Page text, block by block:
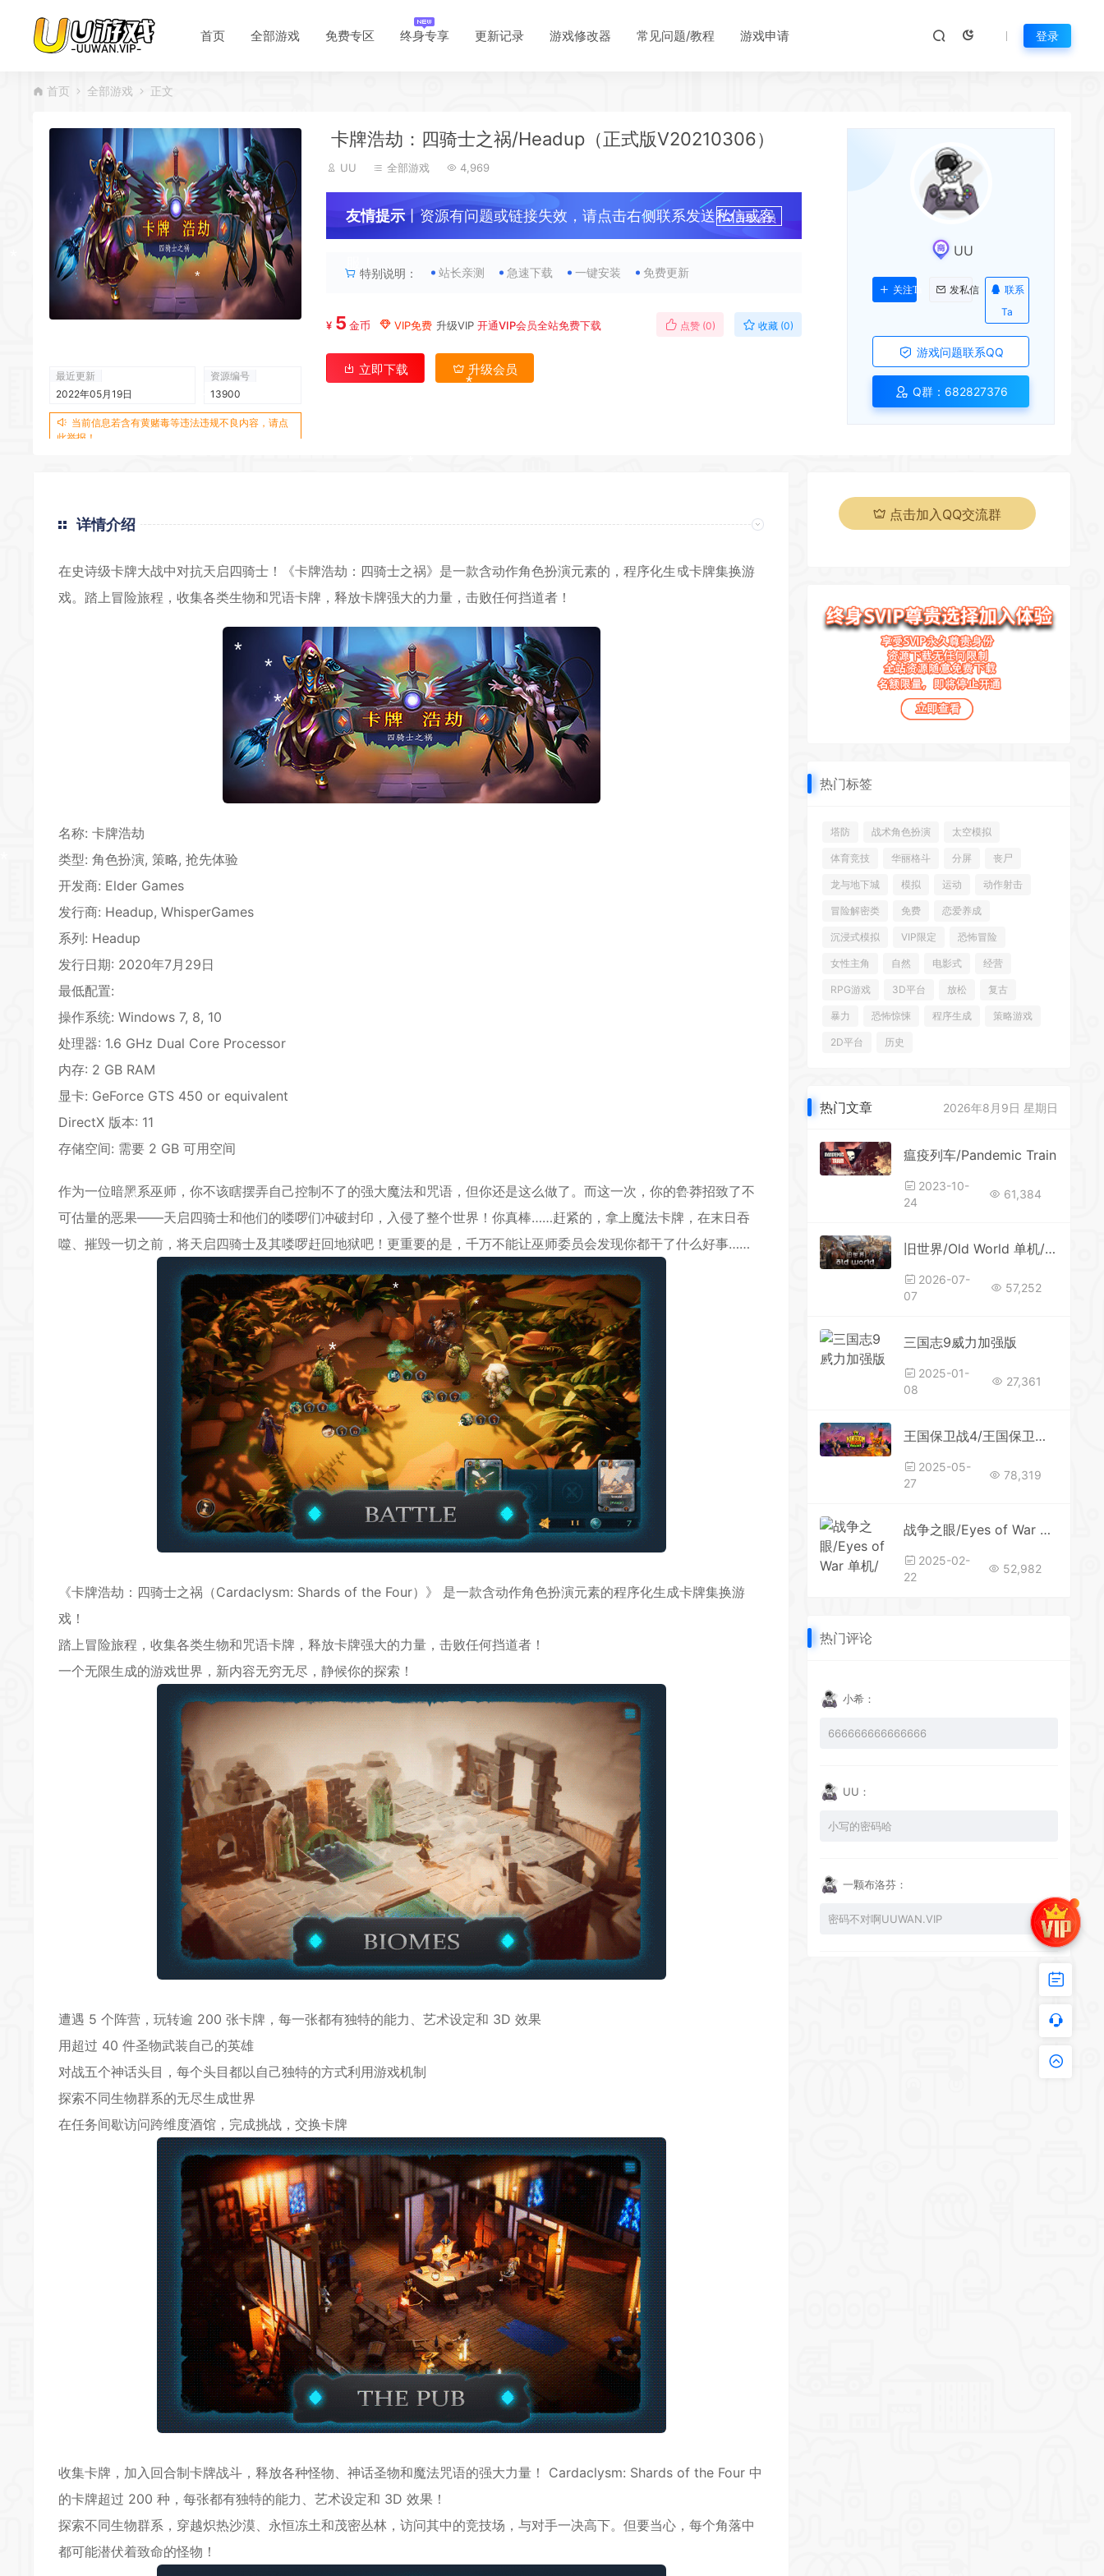
首页 全部游戏 免费专区 终身专享 更新记录 游戏修改器 常见问题/教程 游戏申请 登录
首页 全部游戏 正文
最近更新
2022年05月19日
资源编号
13900
当前信息若含有黄赌毒等违法违规不良内容，请点
此举报！
卡牌浩劫：四骑士之祸/Headup（正式版V20210306）
UU 全部游戏 4,969
友情提示丨资源有问题或链接失效，请点击右侧联系发送私信或客
升级会员
特别说明： 站长亲测 急速下载 一键安装 免费更新
¥ 5 金币 VIP免费 升级VIP 开通VIP会员全站免费下载 点赞 (0) 收藏 (0)
立即下载 升级会员
UU
关注Ta 发私信
联系
Ta
游戏问题联系QQ
Q群：682827376
详情介绍
在史诗级卡牌大战中对抗天启四骑士！《卡牌浩劫：四骑士之祸》是一款含动作角色扮演元素的，程序化生成卡牌集换游
戏。踏上冒险旅程，收集各类生物和咒语卡牌，释放卡牌强大的力量，击败任何挡道者！
名称: 卡牌浩劫
类型: 角色扮演, 策略, 抢先体验
开发商: Elder Games
发行商: Headup, WhisperGames
系列: Headup
发行日期: 2020年7月29日
最低配置:
操作系统: Windows 7, 8, 10
处理器: 1.6 GHz Dual Core Processor
内存: 2 GB RAM
显卡: GeForce GTS 450 or equivalent
DirectX 版本: 11
存储空间: 需要 2 GB 可用空间
作为一位暗黑系巫师，你不该瞎摆弄自己控制不了的强大魔法和咒语，但你还是这么做了。而这一次，你的鲁莽招致了不
可估量的恶果——天启四骑士和他们的喽啰们冲破封印，入侵了整个世界！你真棒……赶紧的，拿上魔法卡牌，在末日吞
噬、摧毁一切之前，将天启四骑士及其喽啰赶回地狱吧！更重要的是，千万不能让巫师委员会发现你都干了什么好事……
《卡牌浩劫：四骑士之祸（Cardaclysm: Shards of the Four）》 是一款含动作角色扮演元素的程序化生成卡牌集换游
戏！
踏上冒险旅程，收集各类生物和咒语卡牌，释放卡牌强大的力量，击败任何挡道者！
一个无限生成的游戏世界，新内容无穷无尽，静候你的探索！
遭遇 5 个阵营，玩转逾 200 张卡牌，每一张都有独特的能力、艺术设定和 3D 效果
用超过 40 件圣物武装自己的英雄
对战五个神话头目，每个头目都以自己独特的方式利用游戏机制
探索不同生物群系的无尽生成世界
在任务间歇访问跨维度酒馆，完成挑战，交换卡牌
收集卡牌，加入回合制卡牌战斗，释放各种怪物、神话圣物和魔法咒语的强大力量！ Cardaclysm: Shards of the Four 中
的卡牌超过 200 种，每张都有独特的能力、艺术设定和 3D 效果！
探索不同生物群系，穿越炽热沙漠、永恒冻土和茂密丛林，访问其中的竞技场，与对手一决高下。但要当心，每个角落中
都可能潜伏着致命的怪物！
点击加入QQ交流群
热门标签
塔防 战术角色扮演 太空模拟
体育竞技 华丽格斗 分屏 丧尸
龙与地下城 模拟 运动 动作射击
冒险解密类 免费 恋爱养成
沉浸式模拟 VIP限定 恐怖冒险
女性主角 自然 电影式 经营
RPG游戏 3D平台 放松 复古
暴力 恐怖惊悚 程序生成 策略游戏
2D平台 历史
热门文章 2026年8月9日 星期日
瘟疫列车/Pandemic Train
2023-10-
24
61,384
旧世界/Old World 单机/支持网络联机（更新v1.0.83788—更新DLC）
2026-07-
07
57,252
三国志9威力加强版
2025-01-
08
27,361
王国保卫战4/王国保卫战复仇 更新v1.16.4.0—更新DLCs
2025-05-
27
78,319
战争之眼/Eyes of War 单机/网络联机 （更新v1.0.9）
2025-02-
22
52,982
热门评论
小希：
666666666666666
UU：
小写的密码哈
一颗布洛芬：
密码不对啊UUWAN.VIP
*
*
*
*
*
*
*
*
*
*
*
*
*
*
*
*
*
*
*
*
*
*
*